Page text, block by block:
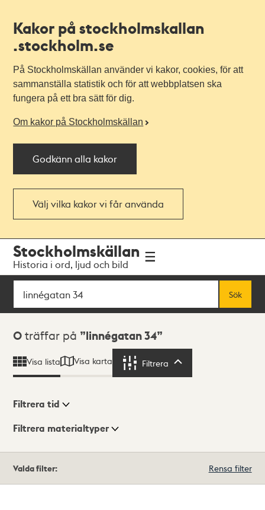
Kakor på stockholmskallan
.stockholm.se
På Stockholmskällan använder vi kakor, cookies, för att
sammanställa statistik och för att webbplatsen ska
fungera på ett bra sätt för dig.
Om kakor på Stockholmskällan
Godkänn alla kakor
Välj vilka kakor vi får använda
navigationen
huvudinnehållet
Stockholmskällan
Historia i ord, ljud och bild
Sök
Sök
Sökresultat
0 träffar på linnégatan 34
Visa lista Visa karta Filtrera
Visningsläge
Filtrera tid
Filtrera materialtyper
träffar
Valda filter: Rensa filter